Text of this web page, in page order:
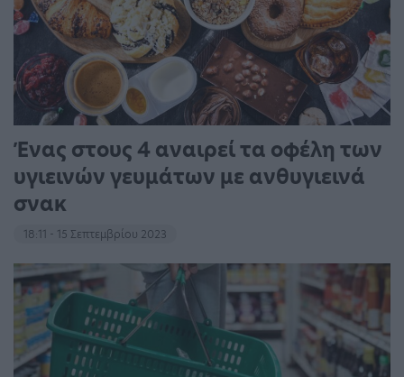
Ένας στους 4 αναιρεί τα οφέλη των
υγιεινών γευμάτων με ανθυγιεινά
σνακ
18:11 - 15 Σεπτεμβρίου 2023